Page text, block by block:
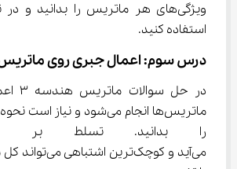
ویژگی‌های هر ماتریس را بدانید و
استفاده کنید.
درس سوم: اعمال جبری روی
در
ماتریس‌ها انجام می‌شود و نیاز
را بدانید. تسلط
می‌آید و